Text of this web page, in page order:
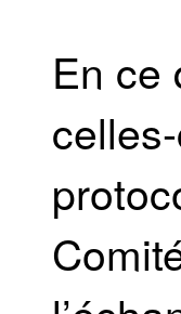
En ce